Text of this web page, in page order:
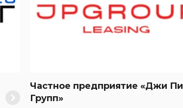
Частное предприятие «Джи Пи
Групп»